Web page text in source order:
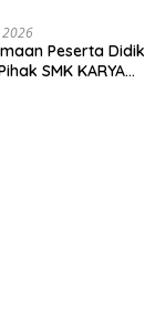
2026
Peserta Didik
SMK KARYA